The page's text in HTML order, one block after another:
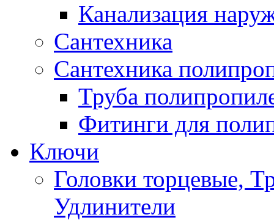
Канализация
Сантехника
Сантехника
Труба
Фитинги для
Ключи
Головки торцевые,
Удлинители